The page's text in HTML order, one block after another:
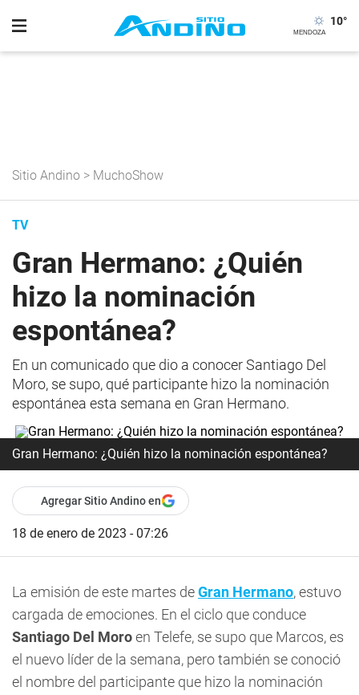
10°
Sitio Andino > MuchoShow
TV
Gran Hermano: ¿Quién
hizo la nominación
espontánea?
En un comunicado que dio a conocer Santiago Del
Moro, se supo, qué participante hizo la nominación
espontánea esta semana en Gran Hermano.
Gran Hermano: ¿Quién hizo la nominación espontánea?
Agregar Sitio Andino en
18 de enero de 2023 - 07:26
La emisión de este martes deGran Hermano, estuvo
cargada de emociones. En el ciclo que conduce
Santiago Del Moroen Telefe, se supo que Marcos, es
el nuevo líder de la semana, pero también se conoció
el nombre del participante que hizo la nominación